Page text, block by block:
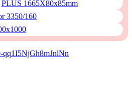
PLUS 1665X80x85mm
3350/160